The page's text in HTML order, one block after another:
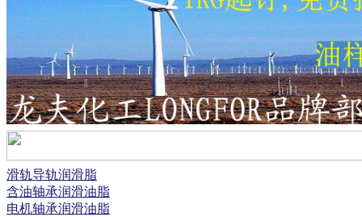
滑轨导轨润滑脂
含油轴承润滑油脂
电机轴承润滑油脂